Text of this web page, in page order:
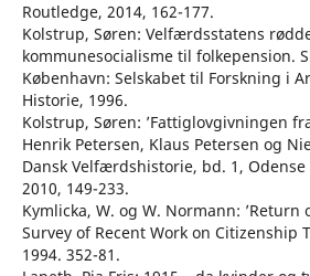
Routledge, 2014, 162-177.
Kolstrup, Søren: Velfærdsstatens
kommunesocialisme til folkepension.
København: Selskabet til Forskning i
Historie, 1996.
Kolstrup, Søren: ’Fattiglovgivningen
Henrik Petersen, Klaus Petersen og
Dansk Velfærdshistorie, bd. 1,
2010, 149-233.
Kymlicka, W. og W. Normann: ’Return
Survey of Recent Work on Citizenship
1994. 352-81.